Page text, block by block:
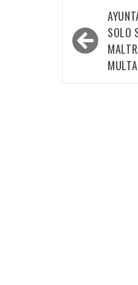
de
entradas
SOLO